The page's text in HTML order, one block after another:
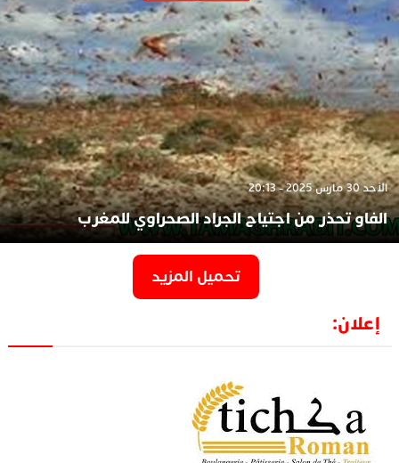
الأحد 30 مارس 2025 - 20:13
الفاو تحذر من اجتياح الجراد الصحراوي للمغرب
تحميل المزيد
إعلان: